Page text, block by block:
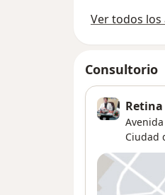
ventaja
paciente
Aun así,
una
sigue
Ver todos
Consultorio
Ciudad